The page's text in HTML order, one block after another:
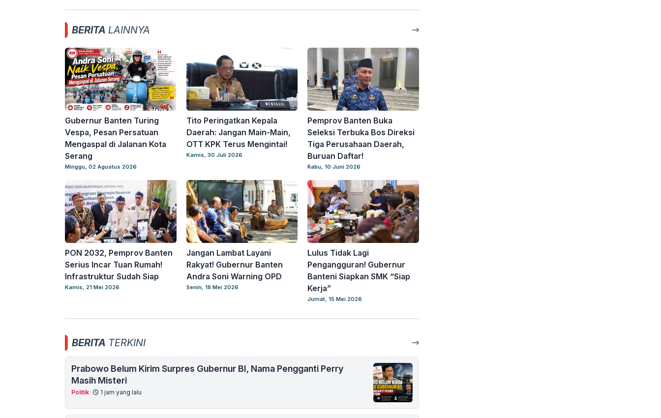
BERITA LAINNYA
Gubernur Banten Turing
Vespa, Pesan Persatuan
Mengaspal di Jalanan Kota
Serang
Minggu, 02 Agustus 2026
Tito Peringatkan Kepala
Daerah: Jangan Main-Main,
OTT KPK Terus Mengintai!
Kamis, 30 Juli 2026
Pemprov Banten Buka
Seleksi Terbuka Bos Direksi
Tiga Perusahaan Daerah,
Buruan Daftar!
Rabu, 10 Juni 2026
PON 2032, Pemprov Banten
Serius Incar Tuan Rumah!
Infrastruktur Sudah Siap
Kamis, 21 Mei 2026
Jangan Lambat Layani
Rakyat! Gubernur Banten
Andra Soni Warning OPD
Senin, 18 Mei 2026
Lulus Tidak Lagi
Pengangguran! Gubernur
Banteni Siapkan SMK “Siap
Kerja”
Jumat, 15 Mei 2026
BERITA TERKINI
Prabowo Belum Kirim Surpres Gubernur BI, Nama Pengganti Perry
Masih Misteri
Politik 1 jam yang lalu